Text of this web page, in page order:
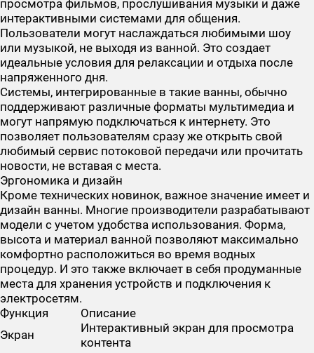
просмотра фильмов, прослушивания музыки и даже
интерактивными системами для общения.
Пользователи могут наслаждаться любимыми шоу
или музыкой, не выходя из ванной. Это создает
идеальные условия для релаксации и отдыха после
напряженного дня.
Системы, интегрированные в такие ванны, обычно
поддерживают различные форматы мультимедиа и
могут напрямую подключаться к интернету. Это
позволяет пользователям сразу же открыть свой
любимый сервис потоковой передачи или прочитать
новости, не вставая с места.
Эргономика и дизайн
Кроме технических новинок, важное значение имеет и
дизайн ванны. Многие производители разрабатывают
модели с учетом удобства использования. Форма,
высота и материал ванной позволяют максимально
комфортно расположиться во время водных
процедур. И это также включает в себя продуманные
места для хранения устройств и подключения к
электросетям.
Функция
Описание
Экран
Интерактивный экран для просмотра
контента